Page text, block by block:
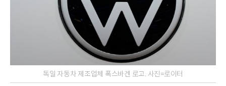
독일 자동차 제조업체 폭스바겐 로고. 사진=로이터